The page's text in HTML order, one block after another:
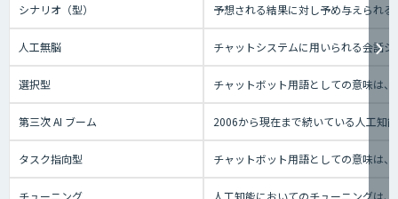
シナリオ（型） 予想される結果に対し予め与えられ
人工無脳 チャットシステムに用いられる会話
選択型 チャットボット用語としての意味は
第三次 AI ブーム 2006から現在まで続いている人工知
タスク指向型 チャットボット用語としての意味は
チューニング 人工知能においてのチューニングは